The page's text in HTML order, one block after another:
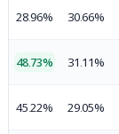
30.66%
28.96%
31.11%
48.73%
29.05%
45.22%